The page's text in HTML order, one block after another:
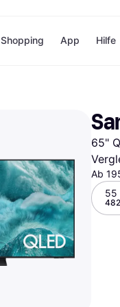
Bezahle in bis zu 30
Tagen
Ratenzahlung
Shopping
eBay
Temu
SHEIN
Alle Shops
App Hilfe
65"
Ab
55